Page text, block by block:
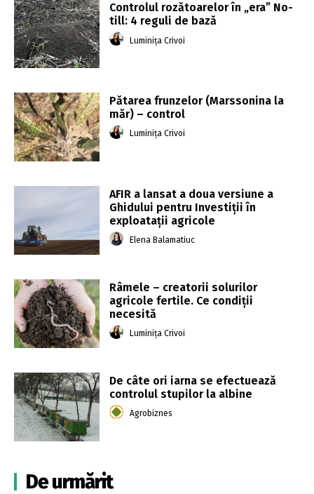
Controlul rozătoarelor în „era” No-
till: 4 reguli de bază
Luminița Crivoi
Pătarea frunzelor (Marssonina la
măr) – control
Luminița Crivoi
AFIR a lansat a doua versiune a
Ghidului pentru Investiții în
exploatații agricole
Elena Balamatiuc
Râmele – creatorii solurilor
agricole fertile. Ce condiții
necesită
Luminița Crivoi
De câte ori iarna se efectuează
controlul stupilor la albine
Agrobiznes
De urmărit